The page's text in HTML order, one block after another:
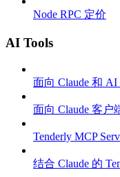
Node RPC 定价
AI Tools
面向 Claude 和 AI
面向 Claude 客户
Tenderly MCP
结合 Claude 的